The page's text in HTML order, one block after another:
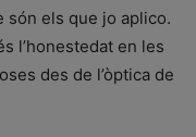
són els que jo aplico.
l’honestedat en les
des de l’òptica de